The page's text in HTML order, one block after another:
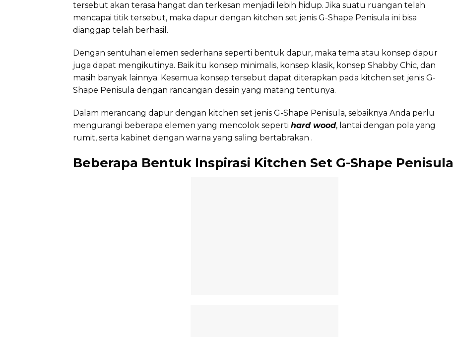
tersebut akan terasa hangat dan terkesan menjadi lebih hidup. Jika suatu ruangan telah
mencapai titik tersebut, maka dapur dengan kitchen set jenis G-Shape Penisula ini bisa
dianggap telah berhasil.
Dengan sentuhan elemen sederhana seperti bentuk dapur, maka tema atau konsep dapur
juga dapat mengikutinya. Baik itu konsep minimalis, konsep klasik, konsep Shabby Chic, dan
masih banyak lainnya. Kesemua konsep tersebut dapat diterapkan pada kitchen set jenis G-
Shape Penisula dengan rancangan desain yang matang tentunya.
Dalam merancang dapur dengan kitchen set jenis G-Shape Penisula, sebaiknya Anda perlu
mengurangi beberapa elemen yang mencolok seperti hard wood, lantai dengan pola yang
rumit, serta kabinet dengan warna yang saling bertabrakan .
Beberapa Bentuk Inspirasi Kitchen Set G-Shape Penisula